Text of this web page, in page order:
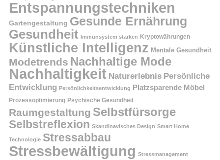
Entspannungstechniken
Gartengestaltung Gesunde Ernährung
Gesundheit Immunsystem stärken Kryptowährungen
Künstliche Intelligenz Mentale Gesundheit
Modetrends Nachhaltige Mode
Nachhaltigkeit Naturerlebnis Persönliche
Entwicklung Persönlichkeitsentwicklung Platzsparende Möbel
Prozessoptimierung Psychische Gesundheit
Raumgestaltung Selbstfürsorge
Selbstreflexion Skandinavisches Design Smart Home
Technologie Stressabbau
Stressbewältigung Stressmanagement